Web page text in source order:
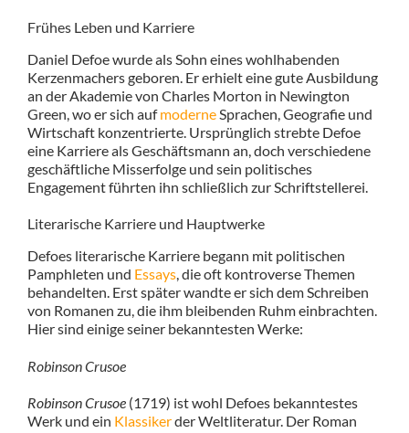
Frühes Leben und Karriere
Daniel Defoe wurde als Sohn eines wohlhabenden
Kerzenmachers geboren. Er erhielt eine gute Ausbildung
an der Akademie von Charles Morton in Newington
Green, wo er sich aufmoderneSprachen, Geografie und
Wirtschaft konzentrierte. Ursprünglich strebte Defoe
eine Karriere als Geschäftsmann an, doch verschiedene
geschäftliche Misserfolge und sein politisches
Engagement führten ihn schließlich zur Schriftstellerei.
Literarische Karriere und Hauptwerke
Defoes literarische Karriere begann mit politischen
Pamphleten und Essays, die oft kontroverse Themen
behandelten. Erst später wandte er sich dem Schreiben
von Romanen zu, die ihm bleibenden Ruhm einbrachten.
Hier sind einige seiner bekanntesten Werke:
Robinson Crusoe
Robinson Crusoe(1719) ist wohl Defoes bekanntestes
Werk und ein Klassikerder Weltliteratur. Der Roman